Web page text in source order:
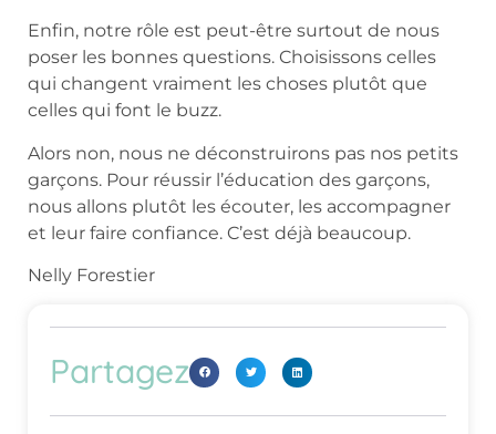
Enfin, notre rôle est peut-être surtout de nous
poser les bonnes questions. Choisissons celles
qui changent vraiment les choses plutôt que
celles qui font le buzz.
Alors non, nous ne déconstruirons pas nos petits
garçons. Pour réussir l’éducation des garçons,
nous allons plutôt les écouter, les accompagner
et leur faire confiance. C’est déjà beaucoup.
Nelly Forestier
Partagez